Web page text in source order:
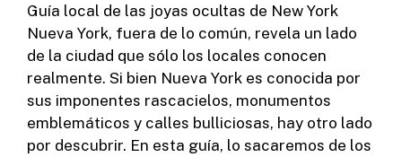
Guía local de las joyas ocultas de New York
Nueva York, fuera de lo común, revela un lado
de la ciudad que sólo los locales conocen
realmente. Si bien Nueva York es conocida por
sus imponentes rascacielos, monumentos
emblemáticos y calles bulliciosas, hay otro lado
por descubrir. En esta guía, lo sacaremos de los